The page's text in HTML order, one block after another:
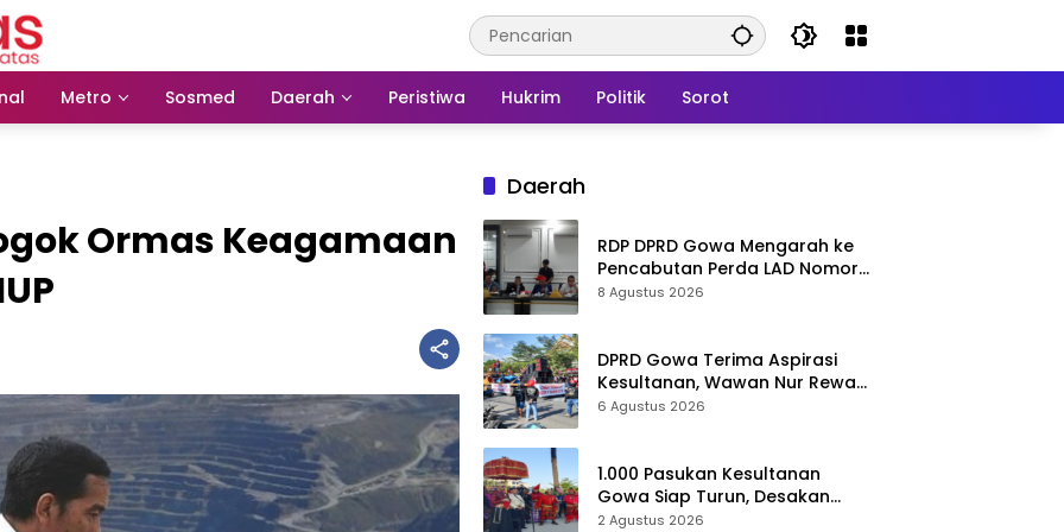
Metro Sosmed Daerah Peristiwa Hukrim Politik Sorot
Ormas Keagamaan
Daerah
RDP DPRD Gowa Mengarah ke
Pencabutan Perda LAD Nomor
5 Tahun 2016
8 Agustus 2026
DPRD Gowa Terima Aspirasi
Kesultanan, Wawan Nur Rewa
Apresiasi Polresta Gowa
6 Agustus 2026
1.000 Pasukan Kesultanan
Gowa Siap Turun, Desakan
Cabut Perda LAD Menguat
2 Agustus 2026